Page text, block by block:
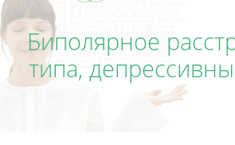
Биполярное
типа,